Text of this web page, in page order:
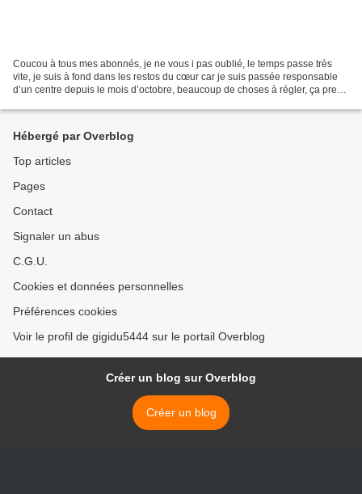
Coucou à tous mes abonnés, je ne vous i pas oublié, le temps passe très
vite, je suis à fond dans les restos du cœur car je suis passée responsable
d’un centre depuis le mois d’octobre, beaucoup de choses à régler, ça prend
Hébergé par Overblog
Top articles
Pages
Contact
Signaler un abus
C.G.U.
Cookies et données personnelles
Préférences cookies
Voir le profil de gigidu5444 sur le portail Overblog
Créer un blog sur Overblog
Créer un blog